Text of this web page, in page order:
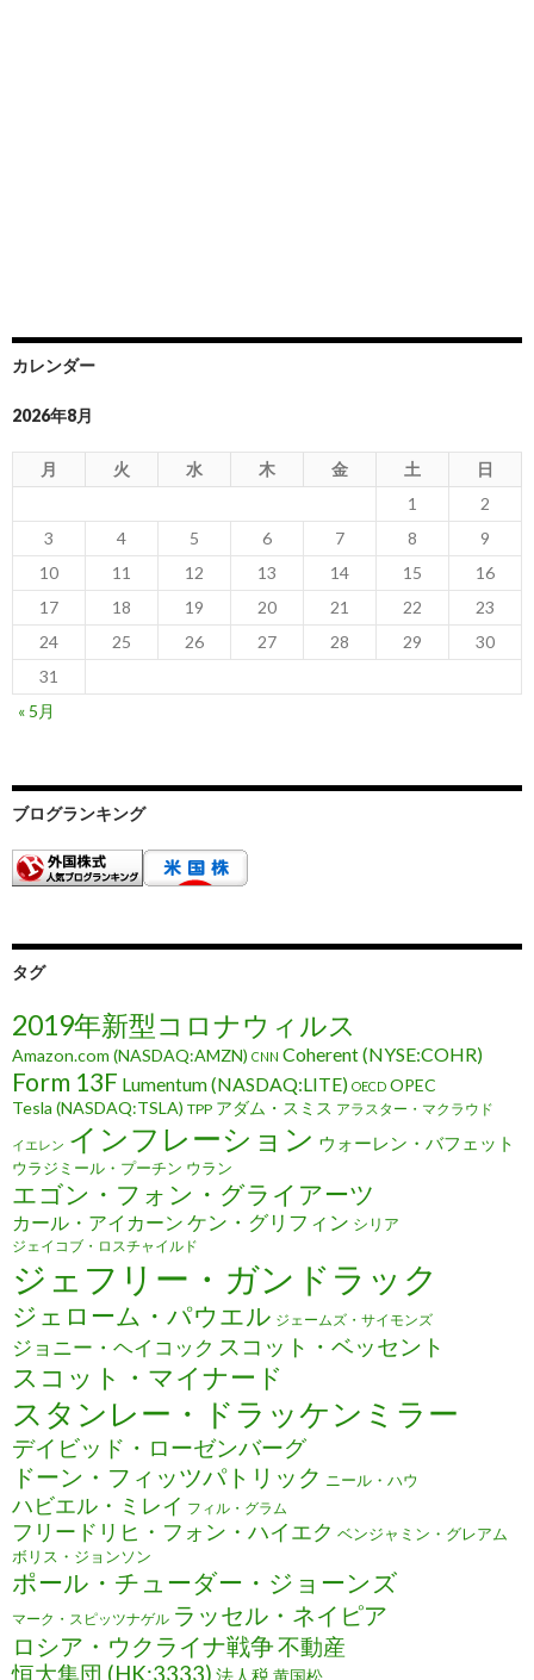
カレンダー
2026年8月
月 火 水 木 金 土
日
1
2
3
4 5 6 7 8
9
10
11 12 13 14 15
16
17
18 19 20 21 22
23
24
25 26 27 28 29
30
31
« 5月
ブログランキング
タグ
2019年新型コロナウィルス
Amazon.com (NASDAQ:AMZN) CNN Coherent (NYSE:COHR)
Form 13F Lumentum (NASDAQ:LITE) OECD OPEC
Tesla (NASDAQ:TSLA) TPP アダム・スミス アラスター・マクラウド
イエレン インフレーション ウォーレン・バフェット
ウラジミール・プーチン ウラン
エゴン・フォン・グライアーツ
カール・アイカーン ケン・グリフィン シリア
ジェイコブ・ロスチャイルド
ジェフリー・ガンドラック
ジェローム・パウエル ジェームズ・サイモンズ
ジョニー・ヘイコック スコット・ベッセント
スコット・マイナード
スタンレー・ドラッケンミラー
デイビッド・ローゼンバーグ
ドーン・フィッツパトリック ニール・ハウ
ハビエル・ミレイ フィル・グラム
フリードリヒ・フォン・ハイエク ベンジャミン・グレアム
ボリス・ジョンソン
ポール・チューダー・ジョーンズ
マーク・スピッツナゲル ラッセル・ネイピア
ロシア・ウクライナ戦争不動産
恒大集団 (HK:3333) 法人税黄国松